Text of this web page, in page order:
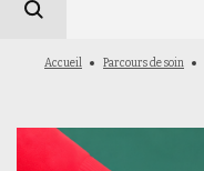
Fil
Accueil Parcours de soin